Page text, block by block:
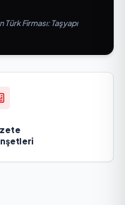
Firması: Taşyapı